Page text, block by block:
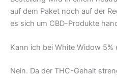
auf dem Paket noch auf der
es sich um CBD-Produkte
Kann ich bei White Widow 5%
Nein. Da der THC-Gehalt